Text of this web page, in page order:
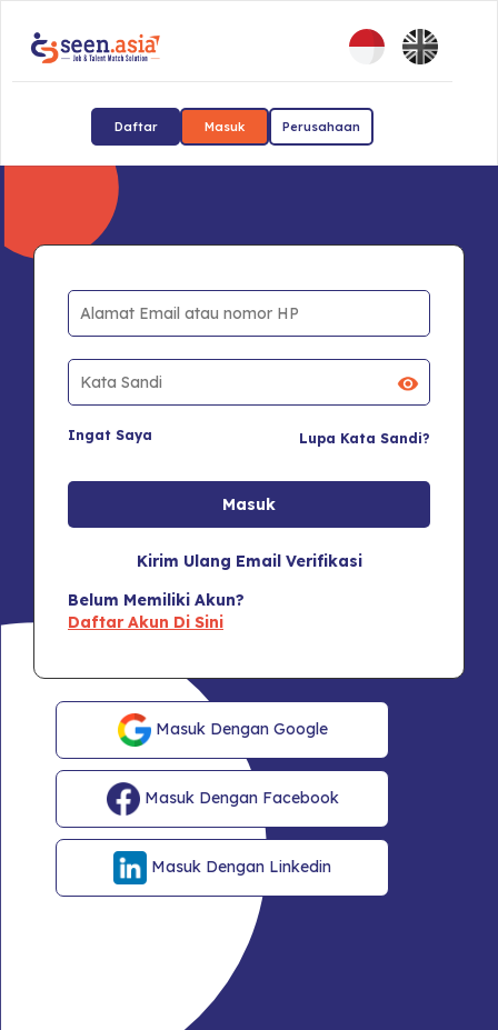
Daftar Masuk Perusahaan
Ingat Saya Lupa Kata Sandi?
Kirim Ulang Email Verifikasi
Belum Memiliki Akun?
Daftar Akun Di Sini
Masuk Dengan Google
Masuk Dengan Facebook
Masuk Dengan Linkedin